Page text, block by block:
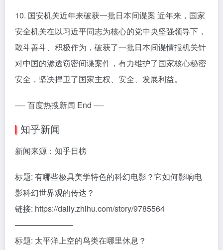
10. 国安机关近年来破获一批日本间谍案 近年来，国家
安全机关在以习近平同志为核心的党中央坚强领导下，
敢斗善斗、积极作为，破获了一批日本间谍情报机关针
对中国的渗透窃密间谍案件，有力维护了国家核心秘密
安全，坚决捍卫了国家主权、安全、发展利益。
—- 百度热搜新闻 End —-
知乎新闻
新闻来源：知乎日榜
标题: 有哪些极具美学特色的科幻电影？它如何影响电
影科幻世界观的传达？
链接: https://daily.zhihu.com/story/9785564
———————-
标题: 太平洋上空的鸟类在哪里休息？